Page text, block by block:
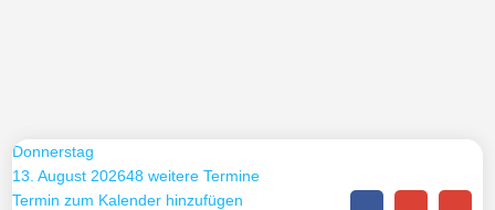
Donnerstag
13. August 202648 weitere Termine
Termin zum Kalender hinzufügen